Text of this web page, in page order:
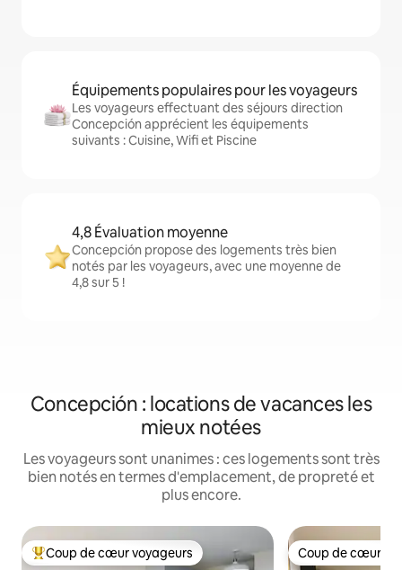
Équipements populaires pour les voyageurs
Les voyageurs effectuant des séjours direction
Concepción apprécient les équipements
suivants : Cuisine, Wifi et Piscine
4,8 Évaluation moyenne
Concepción propose des logements très bien
notés par les voyageurs, avec une moyenne de
4,8 sur 5 !
Concepción : locations de vacances les
mieux notées
Les voyageurs sont unanimes : ces logements sont très
bien notés en termes d'emplacement, de propreté et
plus encore.
Coups de cœur voyageurs les plus appréciés
Coup de cœur voyageurs Coup de cœur
Coup de cœur